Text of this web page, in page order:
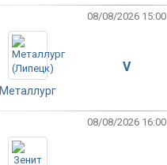
08/08/2026 15:00
Металлург
V
08/08/2026 16:00